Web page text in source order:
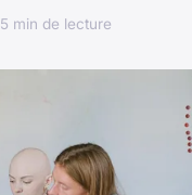
5 min de lecture